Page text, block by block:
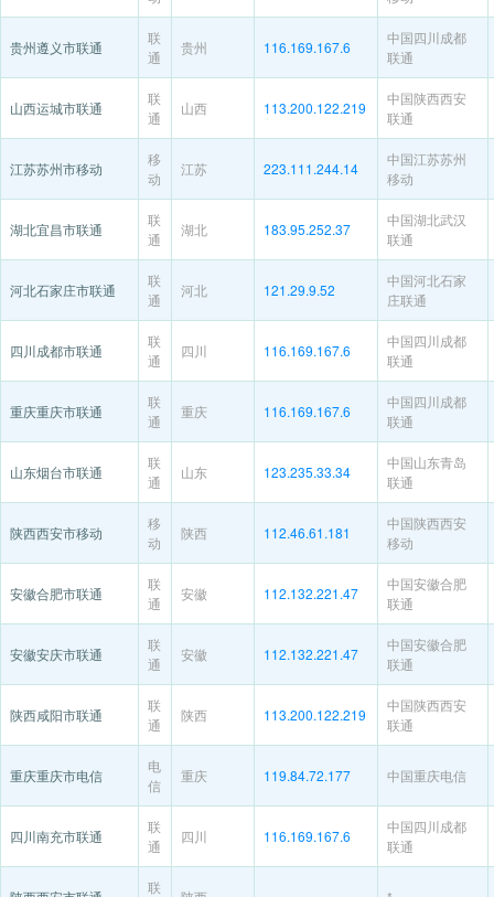
贵州遵义市联通
联
通
贵州 116.169.167.6
中国四川成都
联通
山西运城市联通
联
通
山西 113.200.122.219
中国陕西西安
联通
江苏苏州市移动
移
动
江苏 223.111.244.14
中国江苏苏州
移动
湖北宜昌市联通
联
通
湖北 183.95.252.37
中国湖北武汉
联通
河北石家庄市联通
联
通
河北 121.29.9.52
中国河北石家
庄联通
四川成都市联通
联
通
四川 116.169.167.6
中国四川成都
联通
重庆重庆市联通
联
通
重庆 116.169.167.6
中国四川成都
联通
山东烟台市联通
联
通
山东 123.235.33.34
中国山东青岛
联通
陕西西安市移动
移
动
陕西 112.46.61.181
中国陕西西安
移动
安徽合肥市联通
联
通
安徽 112.132.221.47
中国安徽合肥
联通
安徽安庆市联通
联
通
安徽 112.132.221.47
中国安徽合肥
联通
陕西咸阳市联通
联
通
陕西 113.200.122.219
中国陕西西安
联通
重庆重庆市电信
电
信
重庆 119.84.72.177 中国重庆电信
四川南充市联通
联
通
四川 116.169.167.6
中国四川成都
联通
联